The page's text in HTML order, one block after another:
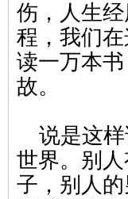
伤，人生
程，我们
读一万本
故。
说是这样
世界。别
子，别人